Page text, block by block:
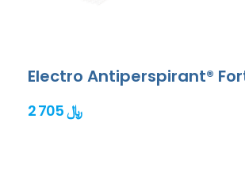
Electro Antiperspirant®
2 705 ﷼